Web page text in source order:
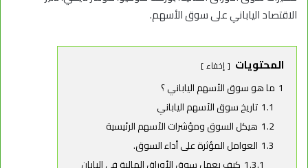
الاقتصاد الياباني على سوق الأسهم.
المحتويات إخفاء
1 ما هو سوق الأسهم الياباني ؟
1.1 تاريخ سوق الأسهم الياباني
1.2 هيكل السوق ومؤشرات الأسهم الرئيسية
1.3 العوامل المؤثرة على أداء السوق.